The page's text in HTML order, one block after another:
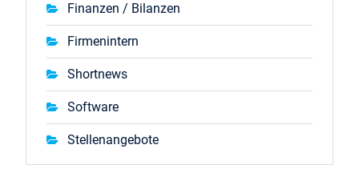
Finanzen / Bilanzen
Firmenintern
Shortnews
Software
Stellenangebote